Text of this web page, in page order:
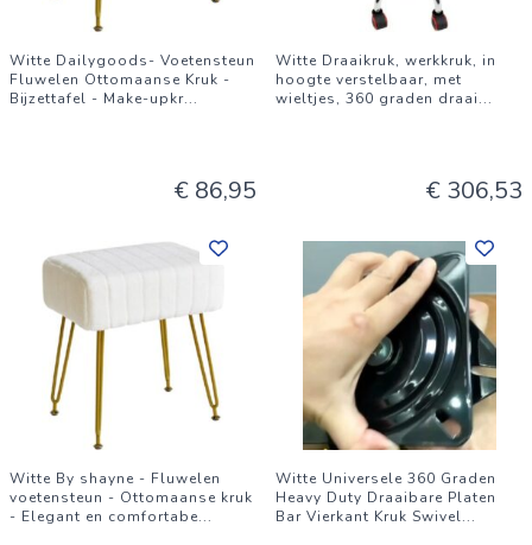
Witte Dailygoods- Voetensteun
Fluwelen Ottomaanse Kruk -
Bijzettafel - Make-upkr...
€ 86,95
Witte Draaikruk, werkkruk, in
hoogte verstelbaar, met
wieltjes, 360 graden draai...
€ 306,53
Witte By shayne - Fluwelen
voetensteun - Ottomaanse kruk
- Elegant en comfortabe...
Witte Universele 360 Graden
Heavy Duty Draaibare Platen
Bar Vierkant Kruk Swivel...